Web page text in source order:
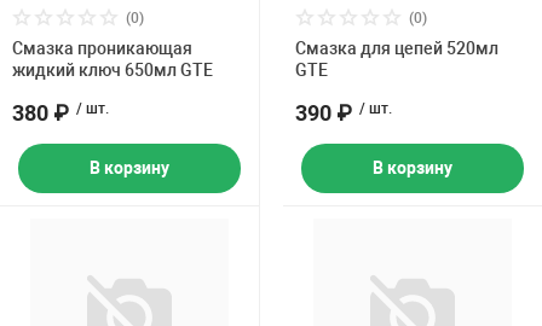
(0)
Смазка проникающая
жидкий ключ 650мл GTE
380 ₽ / шт.
В корзину
(0)
Смазка для цепей 520мл
GTE
390 ₽ / шт.
В корзину